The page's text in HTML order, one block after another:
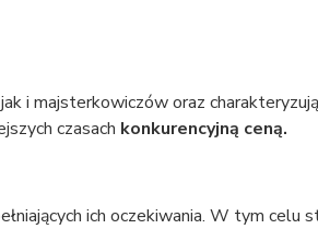
i majsterkowiczów oraz
czasach konkurencyjną ceną.
ich oczekiwania. W tym celu